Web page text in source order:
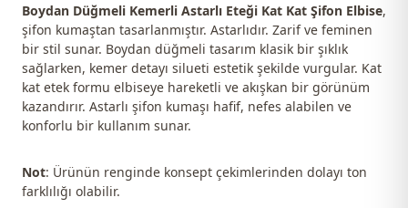
Boydan Düğmeli Kemerli Astarlı Eteği Kat Kat Şifon Elbise,
şifon kumaştan tasarlanmıştır. Astarlıdır. Zarif ve feminen
bir stil sunar. Boydan düğmeli tasarım klasik bir şıklık
sağlarken, kemer detayı silueti estetik şekilde vurgular. Kat
kat etek formu elbiseye hareketli ve akışkan bir görünüm
kazandırır. Astarlı şifon kumaşı hafif, nefes alabilen ve
konforlu bir kullanım sunar.
Not: Ürünün renginde konsept çekimlerinden dolayı ton
farklılığı olabilir.